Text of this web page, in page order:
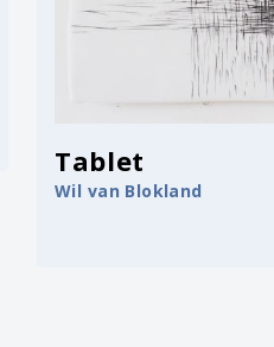
Tablet
Wil van Blokland